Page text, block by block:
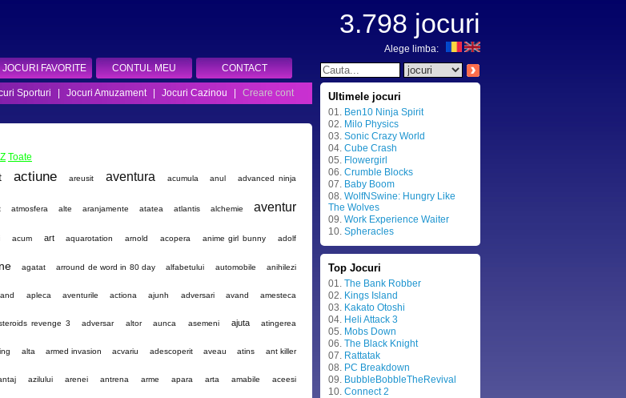
JOCURI FAVORITE CONTUL MEU CONTACT
Sporturi Jocuri Amuzament Jocuri Cazinou
Creare cont
Z Toate
actiune areusit aventura acumula anul advanced ninja
atmosfera alte aranjamente atatea atlantis alchemie aventur
acum art aquarotation arnold acopera anime girl bunny adolf
agatat arround de word in 80 day alfabetului automobile anihilezi
apleca aventurile actiona ajunh adversari avand amesteca
revenge 3 adversar altor aunca asemeni ajuta atingerea
alta armed invasion acvariu adescoperit aveau atins ant killer
azilului arenei antrena arme apara arta amabile aceesi
3.798 jocuri
Alege limba:
Ultimele jocuri
01. Ben10 Ninja Spirit
02. Milo Physics
03. Sonic Crazy World
04. Cube Crash
05. Flowergirl
06. Crumble Blocks
07. Baby Boom
08. WolfNSwine: Hungry Like
The Wolves
09. Work Experience Waiter
10. Spheracles
Top Jocuri
01. The Bank Robber
02. Kings Island
03. Kakato Otoshi
04. Heli Attack 3
05. Mobs Down
06. The Black Knight
07. Rattatak
08. PC Breakdown
09. BubbleBobbleTheRevival
10. Connect 2